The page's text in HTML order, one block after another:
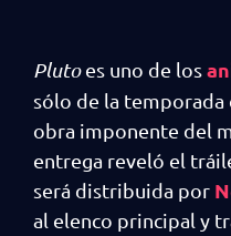
Plutoes uno de los
sólo de la temporada
obra imponente del
entrega reveló el
será distribuida por
al elenco principal y